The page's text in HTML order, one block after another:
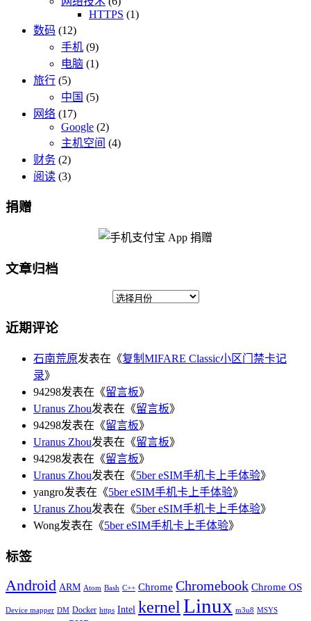
HTTPS (1)
数码 (12)
手机 (9)
电脑 (1)
旅行 (5)
中国 (5)
网络 (17)
Google (2)
主机空间 (4)
财务 (2)
阅读 (3)
捐赠
文章归档
近期评论
石南荒原发表在《复制MIFARE Classic小区门禁卡记
录》
94298发表在《留言板》
Uranus Zhou发表在《留言板》
94298发表在《留言板》
Uranus Zhou发表在《留言板》
94298发表在《留言板》
Uranus Zhou发表在《5ber eSIM手机卡上手体验》
yangro发表在《5ber eSIM手机卡上手体验》
Uranus Zhou发表在《5ber eSIM手机卡上手体验》
Wong发表在《5ber eSIM手机卡上手体验》
标签
Android ARM Atom Bash C++ Chrome Chromebook Chrome OS
Device mapper DM Docker https Intel kernelLinux m3u8 MSYS